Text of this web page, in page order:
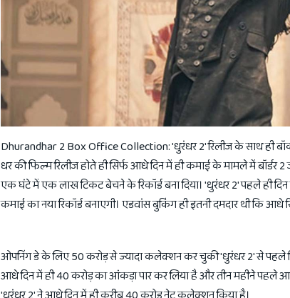
Dhurandhar 2 Box Office Collection: 'धुरंधर 2' रिलीज के साथ ही
धर की फिल्म रिलीज होते ही सिर्फ आधे दिन में ही कमाई के मामले में बॉर्डर
एक घंटे में एक लाख टिकट बेचने के रिकॉर्ड बना दिया। 'धुरंधर 2' पहले ही
कमाई का नया रिकॉर्ड बनाएगी। एडवांस बुकिंग ही इतनी दमदार थी कि आधे
ओपनिंग डे के लिए 50 करोड़ से ज्यादा कलेक्शन कर चुकी 'धुरंधर 2' से पहले
आधे दिन में ही 40 करोड़ का आंकड़ा पार कर लिया है और तीन महीने